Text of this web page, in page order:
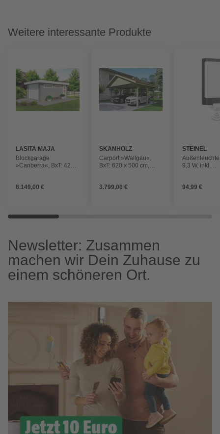
Weitere interessante Produkte
LASITA MAJA
Blockgarage
»Canberra«, BxT: 422,7
8.149,00 €
SKANHOLZ
Carport »Wallgau«,
BxT: 620 x 500 cm,
3.799,00 €
STEINEL
9,3 W, inkl.
94,99 €
Newsletter: Zusammen
machen wir Dein Zuhause zu
einem schöneren Ort.